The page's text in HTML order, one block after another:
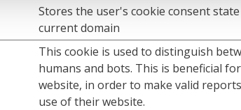
Stores the user's cookie consent
current domain
This cookie is used to distinguish
humans and bots. This is beneficial
website, in order to make valid
use of their website.